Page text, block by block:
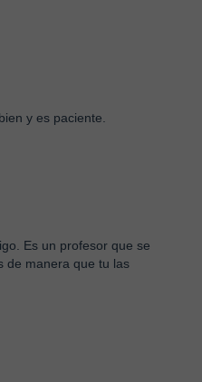
y es paciente.
Es un profesor que se
de manera que tu las